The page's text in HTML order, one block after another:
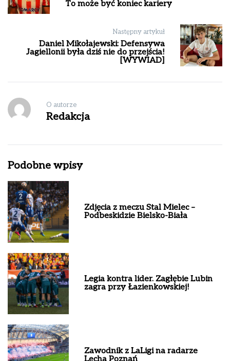
To może być koniec kariery
Następny artykuł
Daniel Mikołajewski: Defensywa
Jagiellonii była dziś nie do przejścia!
[WYWIAD]
O autorze
Redakcja
Podobne wpisy
Zdjęcia z meczu Stal Mielec –
Podbeskidzie Bielsko-Biała
Legia kontra lider. Zagłębie Lubin
zagra przy Łazienkowskiej!
Zawodnik z LaLigi na radarze
Lecha Poznań